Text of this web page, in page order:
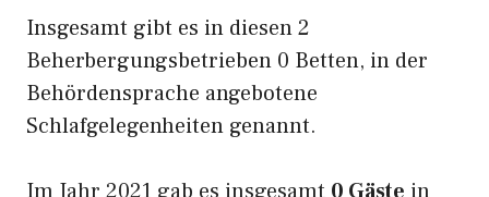
Insgesamt gibt es in diesen 2
Beherbergungsbetrieben 0 Betten, in der
Behördensprache angebotene
Schlafgelegenheiten genannt.